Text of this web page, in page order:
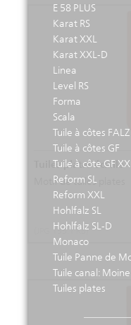
E 58 PLUS
Karat RS
Karat XXL
Karat XXL-D
Linea
Level RS
Forma
Scala
Tuile à côtes FALZ
Tuile à côtes GF
Tuile à côte GF
Reform SL
Reform XXL
Hohlfalz SL
Hohlfalz SL-D
Monaco
Tuile Panne de
Tuile canal:
Tuiles plates
Tuiles plates
Motif de tuiles plates
(JPG 155.1 KB)